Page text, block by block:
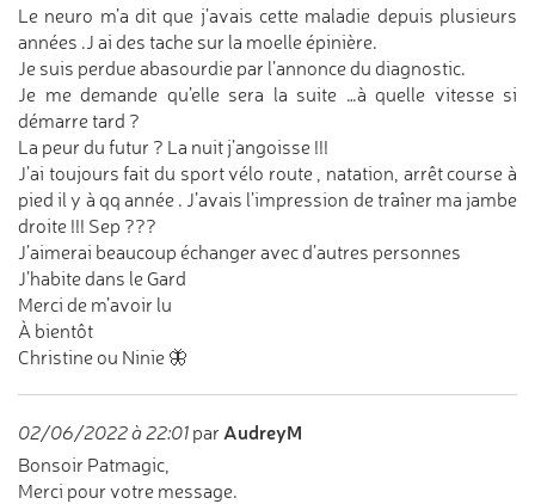
Le neuro m’a dit que j’avais cette maladie depuis plusieurs
années .J ai des tache sur la moelle épinière.
Je suis perdue abasourdie par l’annonce du diagnostic.
Je me demande qu’elle sera la suite …à quelle vitesse si
démarre tard ?
La peur du futur ? La nuit j’angoisse !!!
J’ai toujours fait du sport vélo route , natation, arrêt course à
pied il y à qq année . J’avais l’impression de traîner ma jambe
droite !!! Sep ???
J’aimerai beaucoup échanger avec d’autres personnes
J’habite dans le Gard
Merci de m’avoir lu
À bientôt
Christine ou Ninie 🦋
02/06/2022 à 22:01 par AudreyM
Bonsoir Patmagic,
Merci pour votre message.